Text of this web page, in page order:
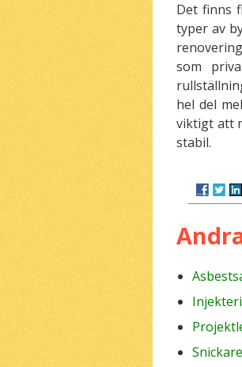
Det finns
typer av
som
hel del
viktigt att
stabil.